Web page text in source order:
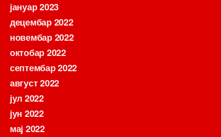
јануар 2023
децембар 2022
новембар 2022
октобар 2022
септембар 2022
август 2022
јул 2022
јун 2022
мај 2022